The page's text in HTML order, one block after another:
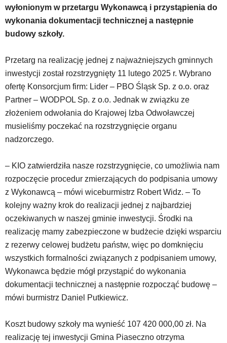
dedykowane
skróty
klawiaturowe,
obsługiwana
jest
standardowy
sposób.
Na
stronie
mogą
powszechnie
używane
elementy
portalu
YouTube
oraz
Google
Maps
osadzane
Elementy
te
wyłonionym w przetargu Wykonawcą i przystąpienia do
wykonania dokumentacji technicznej a następnie
budowy szkoły.
Przetarg na realizację jednej z najważniejszych gminnych
inwestycji został rozstrzygnięty 11 lutego 2025 r. Wybrano
ofertę Konsorcjum firm: Lider – PBO Śląsk Sp. z o.o. oraz
Partner – WODPOL Sp. z o.o. Jednak w związku ze
złożeniem odwołania do Krajowej Izba Odwoławczej
musieliśmy poczekać na rozstrzygnięcie organu
nadzorczego.
– KIO zatwierdziła nasze rozstrzygnięcie, co umożliwia nam
rozpoczęcie procedur zmierzających do podpisania umowy
z Wykonawcą – mówi wiceburmistrz Robert Widz. – To
kolejny ważny krok do realizacji jednej z najbardziej
oczekiwanych w naszej gminie inwestycji. Środki na
realizację mamy zabezpieczone w budżecie dzięki wsparciu
z rezerwy celowej budżetu państw, więc po domknięciu
wszystkich formalności związanych z podpisaniem umowy,
Wykonawca będzie mógł przystąpić do wykonania
dokumentacji technicznej a następnie rozpocząć budowę –
mówi burmistrz Daniel Putkiewicz.
Koszt budowy szkoły ma wynieść 107 420 000,00 zł. Na
realizację tej inwestycji Gmina Piaseczno otrzyma